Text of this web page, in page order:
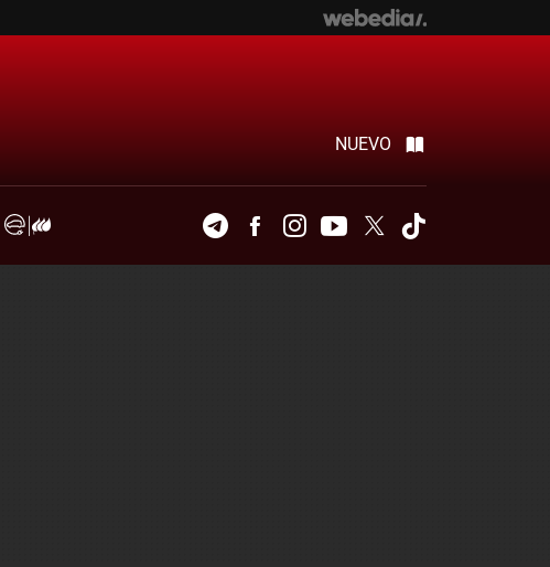
NUEVO
TelegramFacebookInstagramYoutubeTwitter